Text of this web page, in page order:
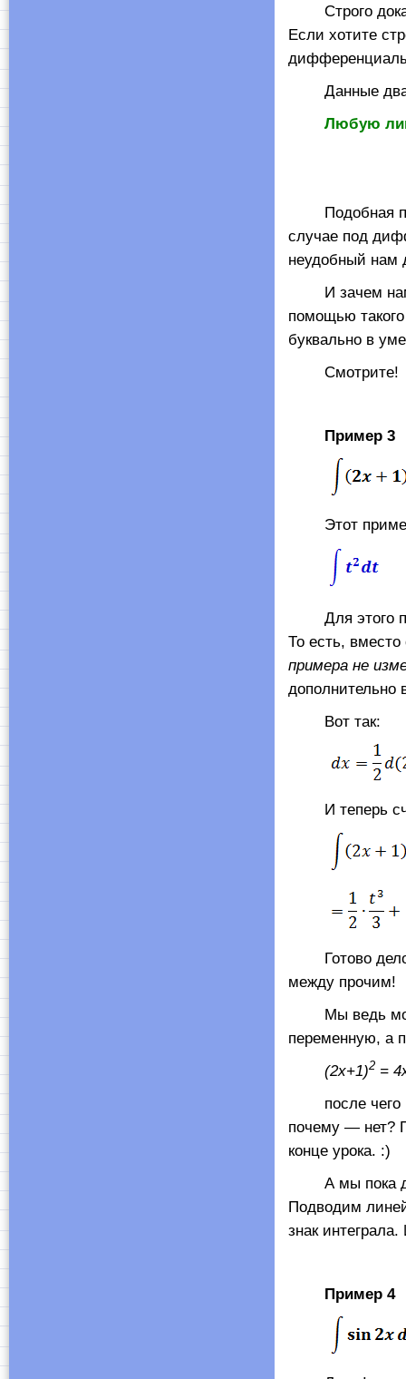
Строго
Если хотите
Данные два
Любую
Подобная
случае под
неудобный
И зачем нам
помощью
буквально в
Смотрите!
Пример 3
Этот пример
Для этого
То есть,
примера не
дополнительно
Вот так:
И теперь
Готово дело.)
между прочим!
Мы ведь
переменную, а
(2х+1)2=
после чего
почему — нет?
конце урока. :)
А мы пока
Подводим
знак
Пример 4